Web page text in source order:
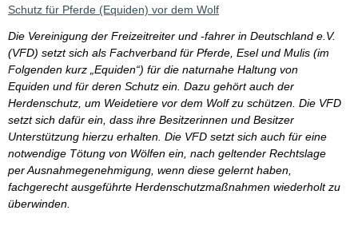
Schutz für Pferde (Equiden) vor dem Wolf
Die Vereinigung der Freizeitreiter und -fahrer in Deutschland e.V.
(VFD) setzt sich als Fachverband für Pferde, Esel und Mulis (im
Folgenden kurz „Equiden“) für die naturnahe Haltung von
Equiden und für deren Schutz ein. Dazu gehört auch der
Herdenschutz, um Weidetiere vor dem Wolf zu schützen. Die VFD
setzt sich dafür ein, dass ihre Besitzerinnen und Besitzer
Unterstützung hierzu erhalten. Die VFD setzt sich auch für eine
notwendige Tötung von Wölfen ein, nach geltender Rechtslage
per Ausnahmegenehmigung, wenn diese gelernt haben,
fachgerecht ausgeführte Herdenschutzmaßnahmen wiederholt zu
überwinden.